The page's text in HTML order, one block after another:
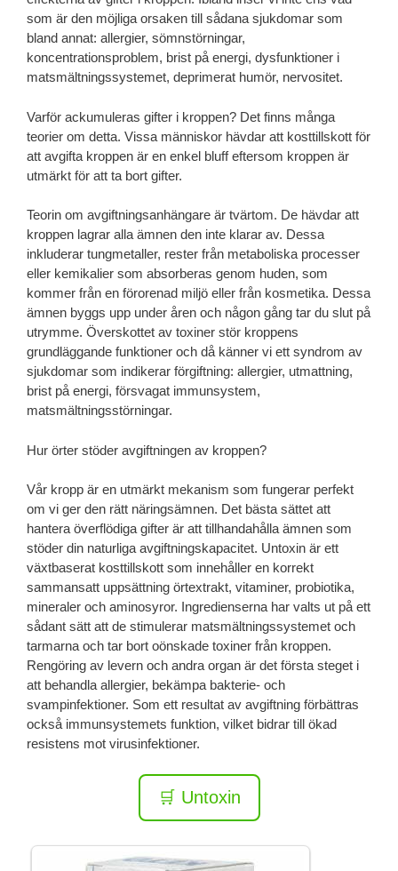
som är den möjliga orsaken till sådana sjukdomar som
bland annat: allergier, sömnstörningar,
koncentrationsproblem, brist på energi, dysfunktioner i
matsmältningssystemet, deprimerat humör, nervositet.
Varför ackumuleras gifter i kroppen? Det finns många
teorier om detta. Vissa människor hävdar att kosttillskott för
att avgifta kroppen är en enkel bluff eftersom kroppen är
utmärkt för att ta bort gifter.
Teorin om avgiftningsanhängare är tvärtom. De hävdar att
kroppen lagrar alla ämnen den inte klarar av. Dessa
inkluderar tungmetaller, rester från metaboliska processer
eller kemikalier som absorberas genom huden, som
kommer från en förorenad miljö eller från kosmetika. Dessa
ämnen byggs upp under åren och någon gång tar du slut på
utrymme. Överskottet av toxiner stör kroppens
grundläggande funktioner och då känner vi ett syndrom av
sjukdomar som indikerar förgiftning: allergier, utmattning,
brist på energi, försvagat immunsystem,
matsmältningsstörningar.
Hur örter stöder avgiftningen av kroppen?
Vår kropp är en utmärkt mekanism som fungerar perfekt
om vi ger den rätt näringsämnen. Det bästa sättet att
hantera överflödiga gifter är att tillhandahålla ämnen som
stöder din naturliga avgiftningskapacitet. Untoxin är ett
växtbaserat kosttillskott som innehåller en korrekt
sammansatt uppsättning örtextrakt, vitaminer, probiotika,
mineraler och aminosyror. Ingredienserna har valts ut på ett
sådant sätt att de stimulerar matsmältningssystemet och
tarmarna och tar bort oönskade toxiner från kroppen.
Rengöring av levern och andra organ är det första steget i
att behandla allergier, bekämpa bakterie- och
svampinfektioner. Som ett resultat av avgiftning förbättras
också immunsystemets funktion, vilket bidrar till ökad
resistens mot virusinfektioner.
🛒 Untoxin